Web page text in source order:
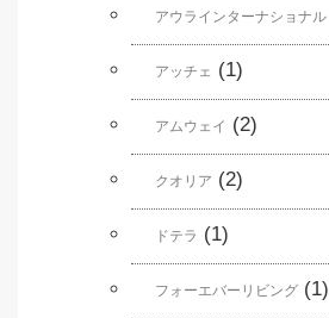
アウラインターナショナル
アッチェ (1)
アムウェイ (2)
クオリア (2)
ドテラ (1)
フォーエバーリビング (1)